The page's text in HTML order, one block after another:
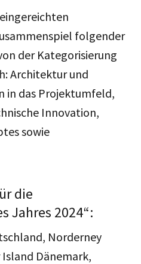
folgender
der Kategorisierung
Architektur und
in das Projektumfeld,
Innovation,
sowie
die
Jahres 2024“:
Norderney
Dänemark,